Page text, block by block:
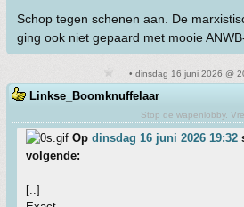
Schop tegen schenen aan. De
ging ook niet gepaard met mooie
• dinsdag 16 juni 2026 @
Linkse_Boomknuffelaar
Stop de wapenlobby.
Op dinsdag 16 juni 2026 19:32
volgende:
[..]